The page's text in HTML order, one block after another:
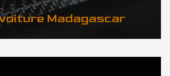
Madagascar